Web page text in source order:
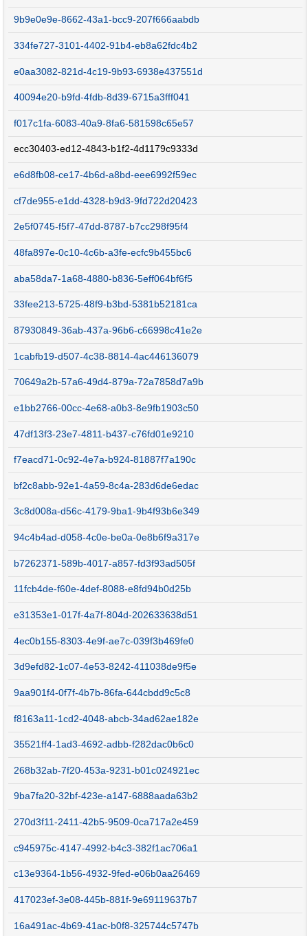
9b9e0e9e-8662-43a1-bcc9-207f666aabdb
334fe727-3101-4402-91b4-eb8a62fdc4b2
e0aa3082-821d-4c19-9b93-6938e437551d
40094e20-b9fd-4fdb-8d39-6715a3fff041
f017c1fa-6083-40a9-8fa6-581598c65e57
ecc30403-ed12-4843-b1f2-4d1179c9333d
e6d8fb08-ce17-4b6d-a8bd-eee6992f59ec
cf7de955-e1dd-4328-b9d3-9fd722d20423
2e5f0745-f5f7-47dd-8787-b7cc298f95f4
48fa897e-0c10-4c6b-a3fe-ecfc9b455bc6
aba58da7-1a68-4880-b836-5eff064bf6f5
33fee213-5725-48f9-b3bd-5381b52181ca
87930849-36ab-437a-96b6-c66998c41e2e
1cabfb19-d507-4c38-8814-4ac446136079
70649a2b-57a6-49d4-879a-72a7858d7a9b
e1bb2766-00cc-4e68-a0b3-8e9fb1903c50
47df13f3-23e7-4811-b437-c76fd01e9210
f7eacd71-0c92-4e7a-b924-81887f7a190c
bf2c8abb-92e1-4a59-8c4a-283d6de6edac
3c8d008a-d56c-4179-9ba1-9b4f93b6e349
94c4b4ad-d058-4c0e-be0a-0e8b6f9a317e
b7262371-589b-4017-a857-fd3f93ad505f
11fcb4de-f60e-4def-8088-e8fd94b0d25b
e31353e1-017f-4a7f-804d-202633638d51
4ec0b155-8303-4e9f-ae7c-039f3b469fe0
3d9efd82-1c07-4e53-8242-411038de9f5e
9aa901f4-0f7f-4b7b-86fa-644cbdd9c5c8
f8163a11-1cd2-4048-abcb-34ad62ae182e
35521ff4-1ad3-4692-adbb-f282dac0b6c0
268b32ab-7f20-453a-9231-b01c024921ec
9ba7fa20-32bf-423e-a147-6888aada63b2
270d3f11-2411-42b5-9509-0ca717a2e459
c945975c-4147-4992-b4c3-382f1ac706a1
c13e9364-1b56-4932-9fed-e06b0aa26469
417023ef-3e08-445b-881f-9e69119637b7
16a491ac-4b69-41ac-b0f8-325744c5747b